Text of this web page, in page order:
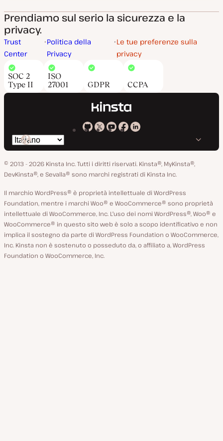
Prendiamo sul serio la sicurezza e la
privacy.
Trust
Center
Politica della
Privacy
Le tue preferenze sulla
privacy
SOC 2
Type II
ISO
27001
GDPR CCPA
Kinsta
GitHub
Kinsta
X
Kinsta
YouTube
Kinsta
Facebook
Kinsta
LinkedIn
Cambia
lingua
© 2013 - 2026 Kinsta Inc. Tutti i diritti riservati. Kinsta®, MyKinsta®,
DevKinsta®, e Sevalla® sono marchi registrati di Kinsta Inc.
Il marchio WordPress® è proprietà intellettuale di WordPress
Foundation, mentre i marchi Woo® e WooCommerce® sono proprietà
intellettuale di WooCommerce, Inc. L'uso dei nomi WordPress®, Woo® e
WooCommerce® in questo sito web è solo a scopo identificativo e non
implica il sostegno da parte di WordPress Foundation o WooCommerce,
Inc. Kinsta non è sostenuto o posseduto da, o affiliato a, WordPress
Foundation o WooCommerce, Inc.